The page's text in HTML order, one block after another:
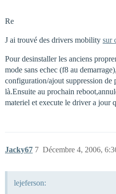
Re
J ai trouvé des drivers mobility sur
Pour desinstaller les anciens
mode sans echec (f8 au
configuration/ajout suppression de
là.Ensuite au prochain
materiel et execute le driver a jour
Jacky67 Décembre 4, 2006,
7
lejeferson: